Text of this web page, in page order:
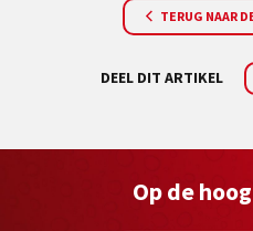
TERUG NAAR
DEEL DIT ARTIKEL
Op de